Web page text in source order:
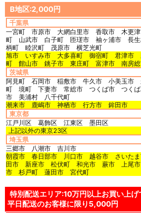
B地区:2,000円
千葉県
一宮町 市原市 大網白里市 香取市 木更
町 山武市 白子町 匝瑳市 袖ヶ浦市 長
柄町 睦沢町 茂原市 横芝光町
旭市 いすみ市 大多喜町 御宿町 君津市
町 館山市 銚子市 東庄町 富津市 南房総
茨城県
阿見町 石岡市 稲敷市 牛久市 小美玉市
町 境町 下妻市 常総市 つくば市 つくば
市 美浦村 八千代町
潮来市 鹿嶋市 神栖市 行方市 鉾田市
東京都
江戸川区 葛飾区 江東区 墨田区
上記以外の東京23区
埼玉県
三郷市 八潮市 吉川市
朝霞市 春日部市 川口市 越谷市 さいた
田市 新座市 松伏町 和光市 蕨市 上尾
市 杉戸町 蓮田市 宮代町
特別配送エリア:10万円以上お買い上げ
平日配送のお客様に限り5,000円